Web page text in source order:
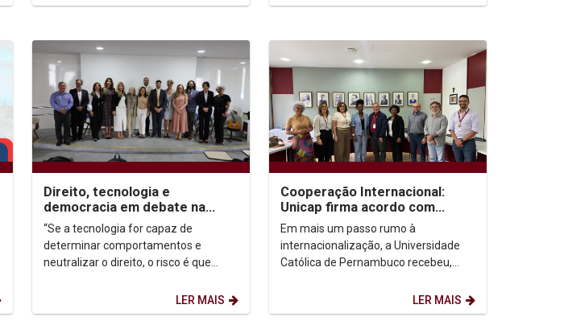
Direito, tecnologia e
democracia em debate na
Unicap
“Se a tecnologia for capaz de
determinar comportamentos e
neutralizar o direito, o risco é que
determinismo tecnológico —...LER MAIS
Cooperação Internacional:
Unicap firma acordo com
centro angolano para
formação em Fonoaudiologia
Em mais um passo rumo à
internacionalização, a Universidade
Católica de Pernambuco recebeu,
representantes do Centro de
Medicina...
LER MAIS